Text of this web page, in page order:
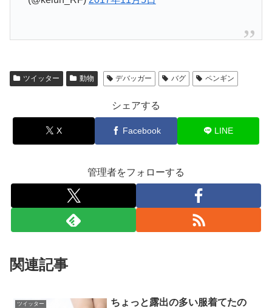
ツイッター 動物 デバッガー バグ ペンギン
シェアする
X Facebook LINE
管理者をフォローする
関連記事
ツイッター
ちょっと露出の多い服着てたの